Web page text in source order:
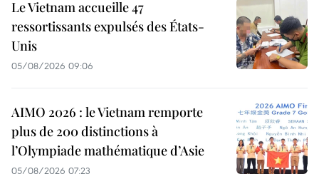
Le Vietnam accueille 47
ressortissants expulsés des États-
Unis
05/08/2026 09:06
AIMO 2026 : le Vietnam remporte
plus de 200 distinctions à
l’Olympiade mathématique d’Asie
05/08/2026 07:23